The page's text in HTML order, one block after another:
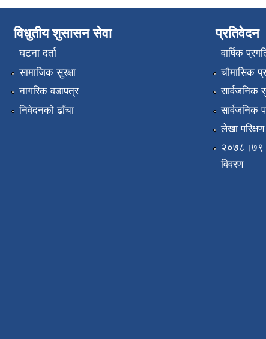
विधुतीय शुसासन सेवा
घटना दर्ता
सामाजिक सुरक्षा
नागरिक वडापत्र
निवेदनको ढाँचा
प्रतिवेदन
वार्षिक
चौमासिक
सार्वजनिक
सार्वजनिक
लेखा
२०७८।७९
विवरण